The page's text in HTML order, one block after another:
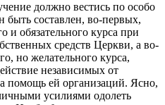
должно вестись по особо
составлен, во-первых,
и обязательного курса при
средств Церкви, а во-
но желательного курса,
независимых от
помощь ей организаций. Ясно,
усилиями одолеть